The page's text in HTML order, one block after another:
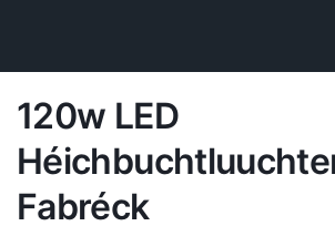
120w LED
Fabréck